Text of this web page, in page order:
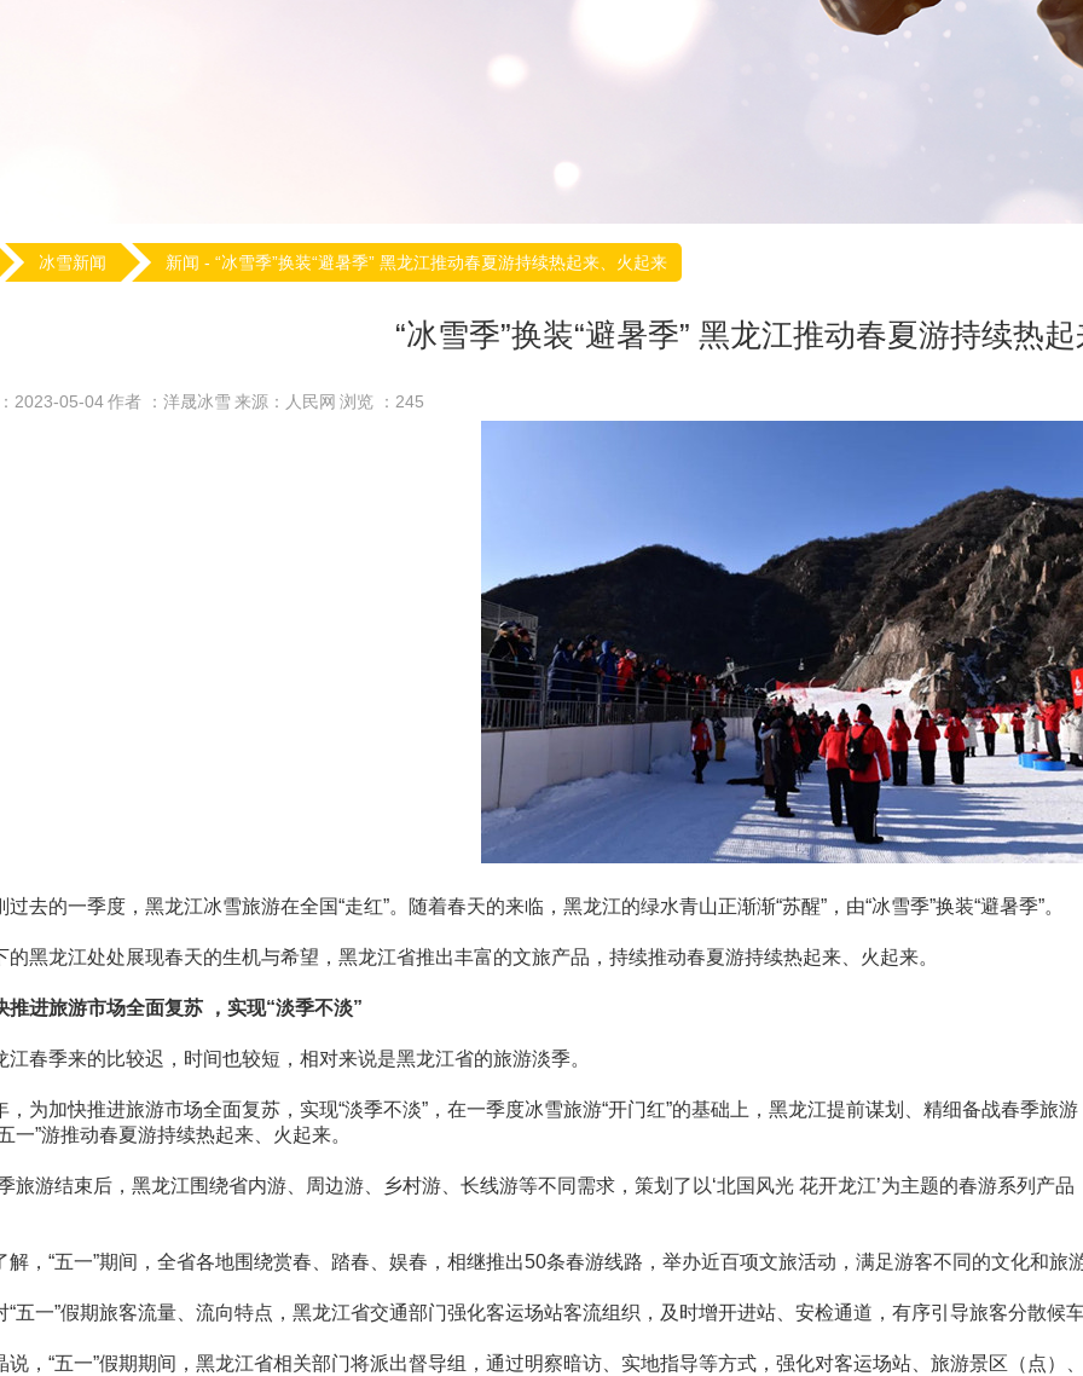
冰雪新闻 新闻 - “冰雪季”换装“避暑季” 黑龙江推动春夏游持续热起来、火起来
“冰雪季”换装“避暑季” 黑龙江推动春夏游持续热
2023-05-04 作者 ：洋晟冰雪 来源：人民网 浏览 ： 245
过去的一季度，黑龙江冰雪旅游在全国“走红”。随着春天的来临，黑龙江的绿水青山正渐渐“苏醒”，由“冰雪季”换装“避暑季”。
的黑龙江处处展现春天的生机与希望，黑龙江省推出丰富的文旅产品，持续推动春夏游持续热起来、火起来。
推进旅游市场全面复苏 ，实现“淡季不淡”
江春季来的比较迟，时间也较短，相对来说是黑龙江省的旅游淡季。
，为加快推进旅游市场全面复苏，实现“淡季不淡”，在一季度冰雪旅游“开门红”的基础上，黑龙江提前谋划、精细备战春季旅
一”游推动春夏游持续热起来、火起来。
旅游结束后，黑龙江围绕省内游、周边游、乡村游、长线游等不同需求，策划了以‘北国风光 花开龙江’为主题的春游系列产
解，“五一”期间，全省各地围绕赏春、踏春、娱春，相继推出50条春游线路，举办近百项文旅活动，满足游客不同的文化和旅
“五一”假期旅客流量、流向特点，黑龙江省交通部门强化客运场站客流组织，及时增开进站、安检通道，有序引导旅客分散
说，“五一”假期期间，黑龙江省相关部门将派出督导组，通过明察暗访、实地指导等方式，强化对客运场站、旅游景区（点